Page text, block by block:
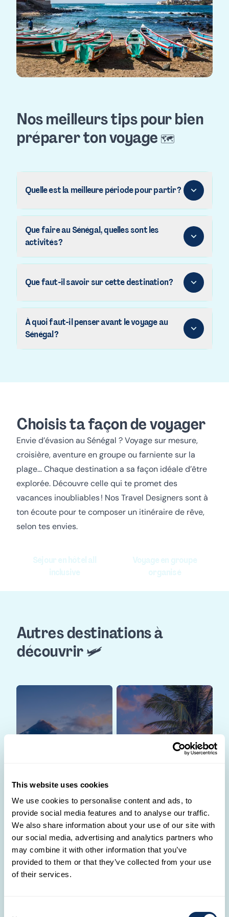
This website uses cookies
We use cookies to personalise content and ads, to
provide social media features and to analyse our traffic.
We also share information about your use of our site with
our social media, advertising and analytics partners who
may combine it with other information that you’ve
provided to them or that they’ve collected from your use
of their services.
Nos meilleurs tips pour bien
préparer ton voyage 🗺️
Quelle est la meilleure période pour partir ?
Que faire au Sénégal, quelles sont les
activités ?
Que faut-il savoir sur cette destination ?
À quoi faut-il penser avant le voyage au
Sénégal ?
Choisis ta façon de voyager
Envie d’évasion au Sénégal ?Voyage sur mesure,
croisière, aventure en groupe ou farniente sur la
plage… Chaque destination a sa façon idéale d’être
explorée. Découvre celle qui te promet des
vacances inoubliables ! Nos Travel Designers sont à
ton écoute pour te composer un itinéraire de rêve,
selon tes envies.
Séjour en hôtel all
inclusive
Voyage en groupe
organisé
Autres destinations à
découvrir 🛩️
✈️
Où souhaites-tu